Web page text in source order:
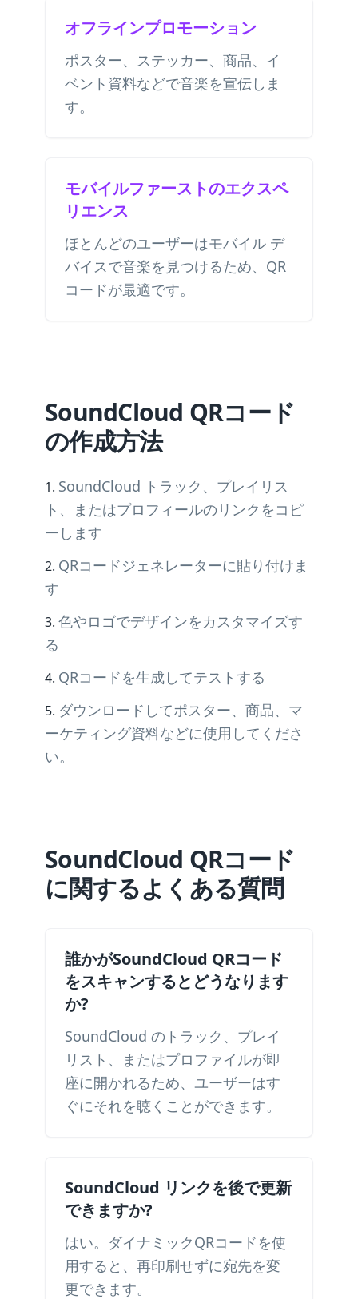
オフラインプロモーション
ポスター、ステッカー、商品、イ
ベント資料などで音楽を宣伝しま
す。
モバイルファーストのエクスペ
リエンス
ほとんどのユーザーはモバイル デ
バイスで音楽を見つけるため、QR
コードが最適です。
SoundCloud QRコード
の作成方法
SoundCloud トラック、プレイリス
ト、またはプロフィールのリンクをコピ
ーします
QRコードジェネレーターに貼り付けま
す
色やロゴでデザインをカスタマイズす
る
QRコードを生成してテストする
ダウンロードしてポスター、商品、マ
ーケティング資料などに使用してくださ
い。
SoundCloud QRコード
に関するよくある質問
誰かがSoundCloud QRコード
をスキャンするとどうなります
か?
SoundCloud のトラック、プレイ
リスト、またはプロファイルが即
座に開かれるため、ユーザーはす
ぐにそれを聴くことができます。
SoundCloud リンクを後で更新
できますか?
はい。ダイナミックQRコードを使
用すると、再印刷せずに宛先を変
更できます。